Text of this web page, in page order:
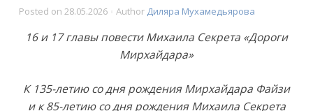
Posted on 28.05.2026 Author Диляра Мухамедьярова
16 и 17 главы повести Михаила Секрета «Дороги
Мирхайдара»
К 135-летию со дня рождения Мирхайдара Файзи
и к 85-летию со дня рождения Михаила Секрета